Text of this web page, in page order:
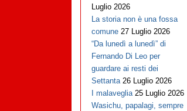
Luglio 2026
La storia non è una fossa
comune 27 Luglio 2026
“Da lunedì a lunedì” di
Fernando Di Leo per
guardare ai resti dei
Settanta 26 Luglio 2026
I malaveglia 25 Luglio 2026
Wasichu, papalagi, sempre